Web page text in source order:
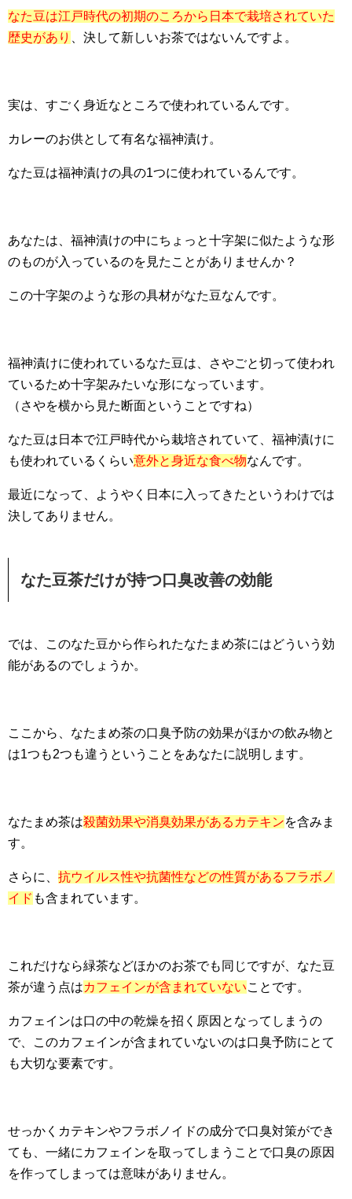
なた豆は江戸時代の初期のころから日本で栽培されていた
歴史があり
、決して新しいお茶ではないんですよ。
実は、すごく身近なところで使われているんです。
カレーのお供として有名な福神漬け。
なた豆は福神漬けの具の1つに使われているんです。
あなたは、福神漬けの中にちょっと十字架に似たような形
のものが入っているのを見たことがありませんか？
この十字架のような形の具材がなた豆なんです。
福神漬けに使われているなた豆は、さやごと切って使われ
ているため十字架みたいな形になっています。
（さやを横から見た断面ということですね）
なた豆は日本で江戸時代から栽培されていて、福神漬けに
も使われているくらい意外と身近な食べ物なんです。
最近になって、ようやく日本に入ってきたというわけでは
決してありません。
なた豆茶だけが持つ口臭改善の効能
では、このなた豆から作られたなたまめ茶にはどういう効
能があるのでしょうか。
ここから、なたまめ茶の口臭予防の効果がほかの飲み物と
は1つも2つも違うということをあなたに説明します。
なたまめ茶は殺菌効果や消臭効果があるカテキンを含みま
す。
さらに、 抗ウイルス性や抗菌性などの性質があるフラボノ
イド も含まれています。
これだけなら緑茶などほかのお茶でも同じですが、なた豆
茶が違う点はカフェインが含まれていないことです。
カフェインは口の中の乾燥を招く原因となってしまうの
で、このカフェインが含まれていないのは口臭予防にとて
も大切な要素です。
せっかくカテキンやフラボノイドの成分で口臭対策ができ
ても、一緒にカフェインを取ってしまうことで口臭の原因
を作ってしまっては意味がありません。